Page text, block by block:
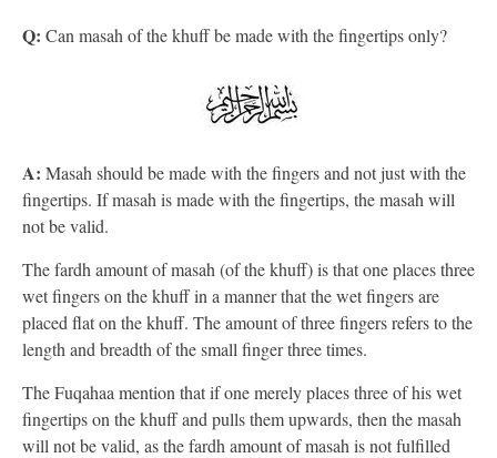
Q: Can masah of the khuff be made with the fingertips only?
A: Masah should be made with the fingers and not just with the
fingertips. If masah is made with the fingertips, the masah will
not be valid.
The fardh amount of masah (of the khuff) is that one places three
wet fingers on the khuff in a manner that the wet fingers are
placed flat on the khuff. The amount of three fingers refers to the
length and breadth of the small finger three times.
The Fuqahaa mention that if one merely places three of his wet
fingertips on the khuff and pulls them upwards, then the masah
will not be valid, as the fardh amount of masah is not fulfilled